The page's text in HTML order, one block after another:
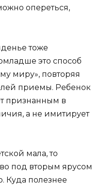
опереться,
тоже
это способ
миру», повторяя
приемы. Ребенок
признанным в
а не имитирует
мала, то
под вторым ярусом
Куда полезнее